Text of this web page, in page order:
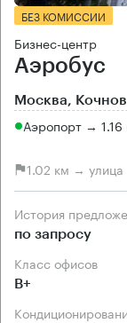
БЕЗ КОМИССИИ
Бизнес-центр
Аэробус
Москва,
Аэропорт → 1.16
1.02 км → улица
История
по запросу
Класс офисов
B+